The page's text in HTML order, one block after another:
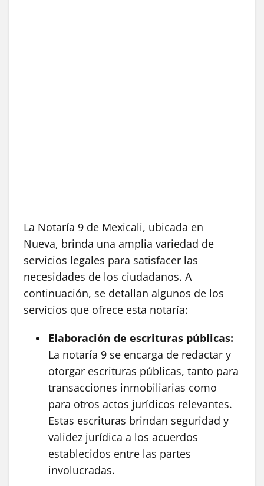
La Notaría 9 de Mexicali, ubicada en
Nueva, brinda una amplia variedad de
servicios legales para satisfacer las
necesidades de los ciudadanos. A
continuación, se detallan algunos de los
servicios que ofrece esta notaría:
Elaboración de escrituras públicas:
La notaría 9 se encarga de redactar y
otorgar escrituras públicas, tanto para
transacciones inmobiliarias como
para otros actos jurídicos relevantes.
Estas escrituras brindan seguridad y
validez jurídica a los acuerdos
establecidos entre las partes
involucradas.